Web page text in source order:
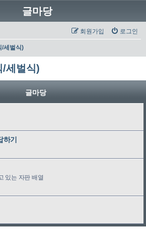
글마당
로그인
회원가입
/세벌식)
/세벌식)
글마당
기
있는 자판 배열